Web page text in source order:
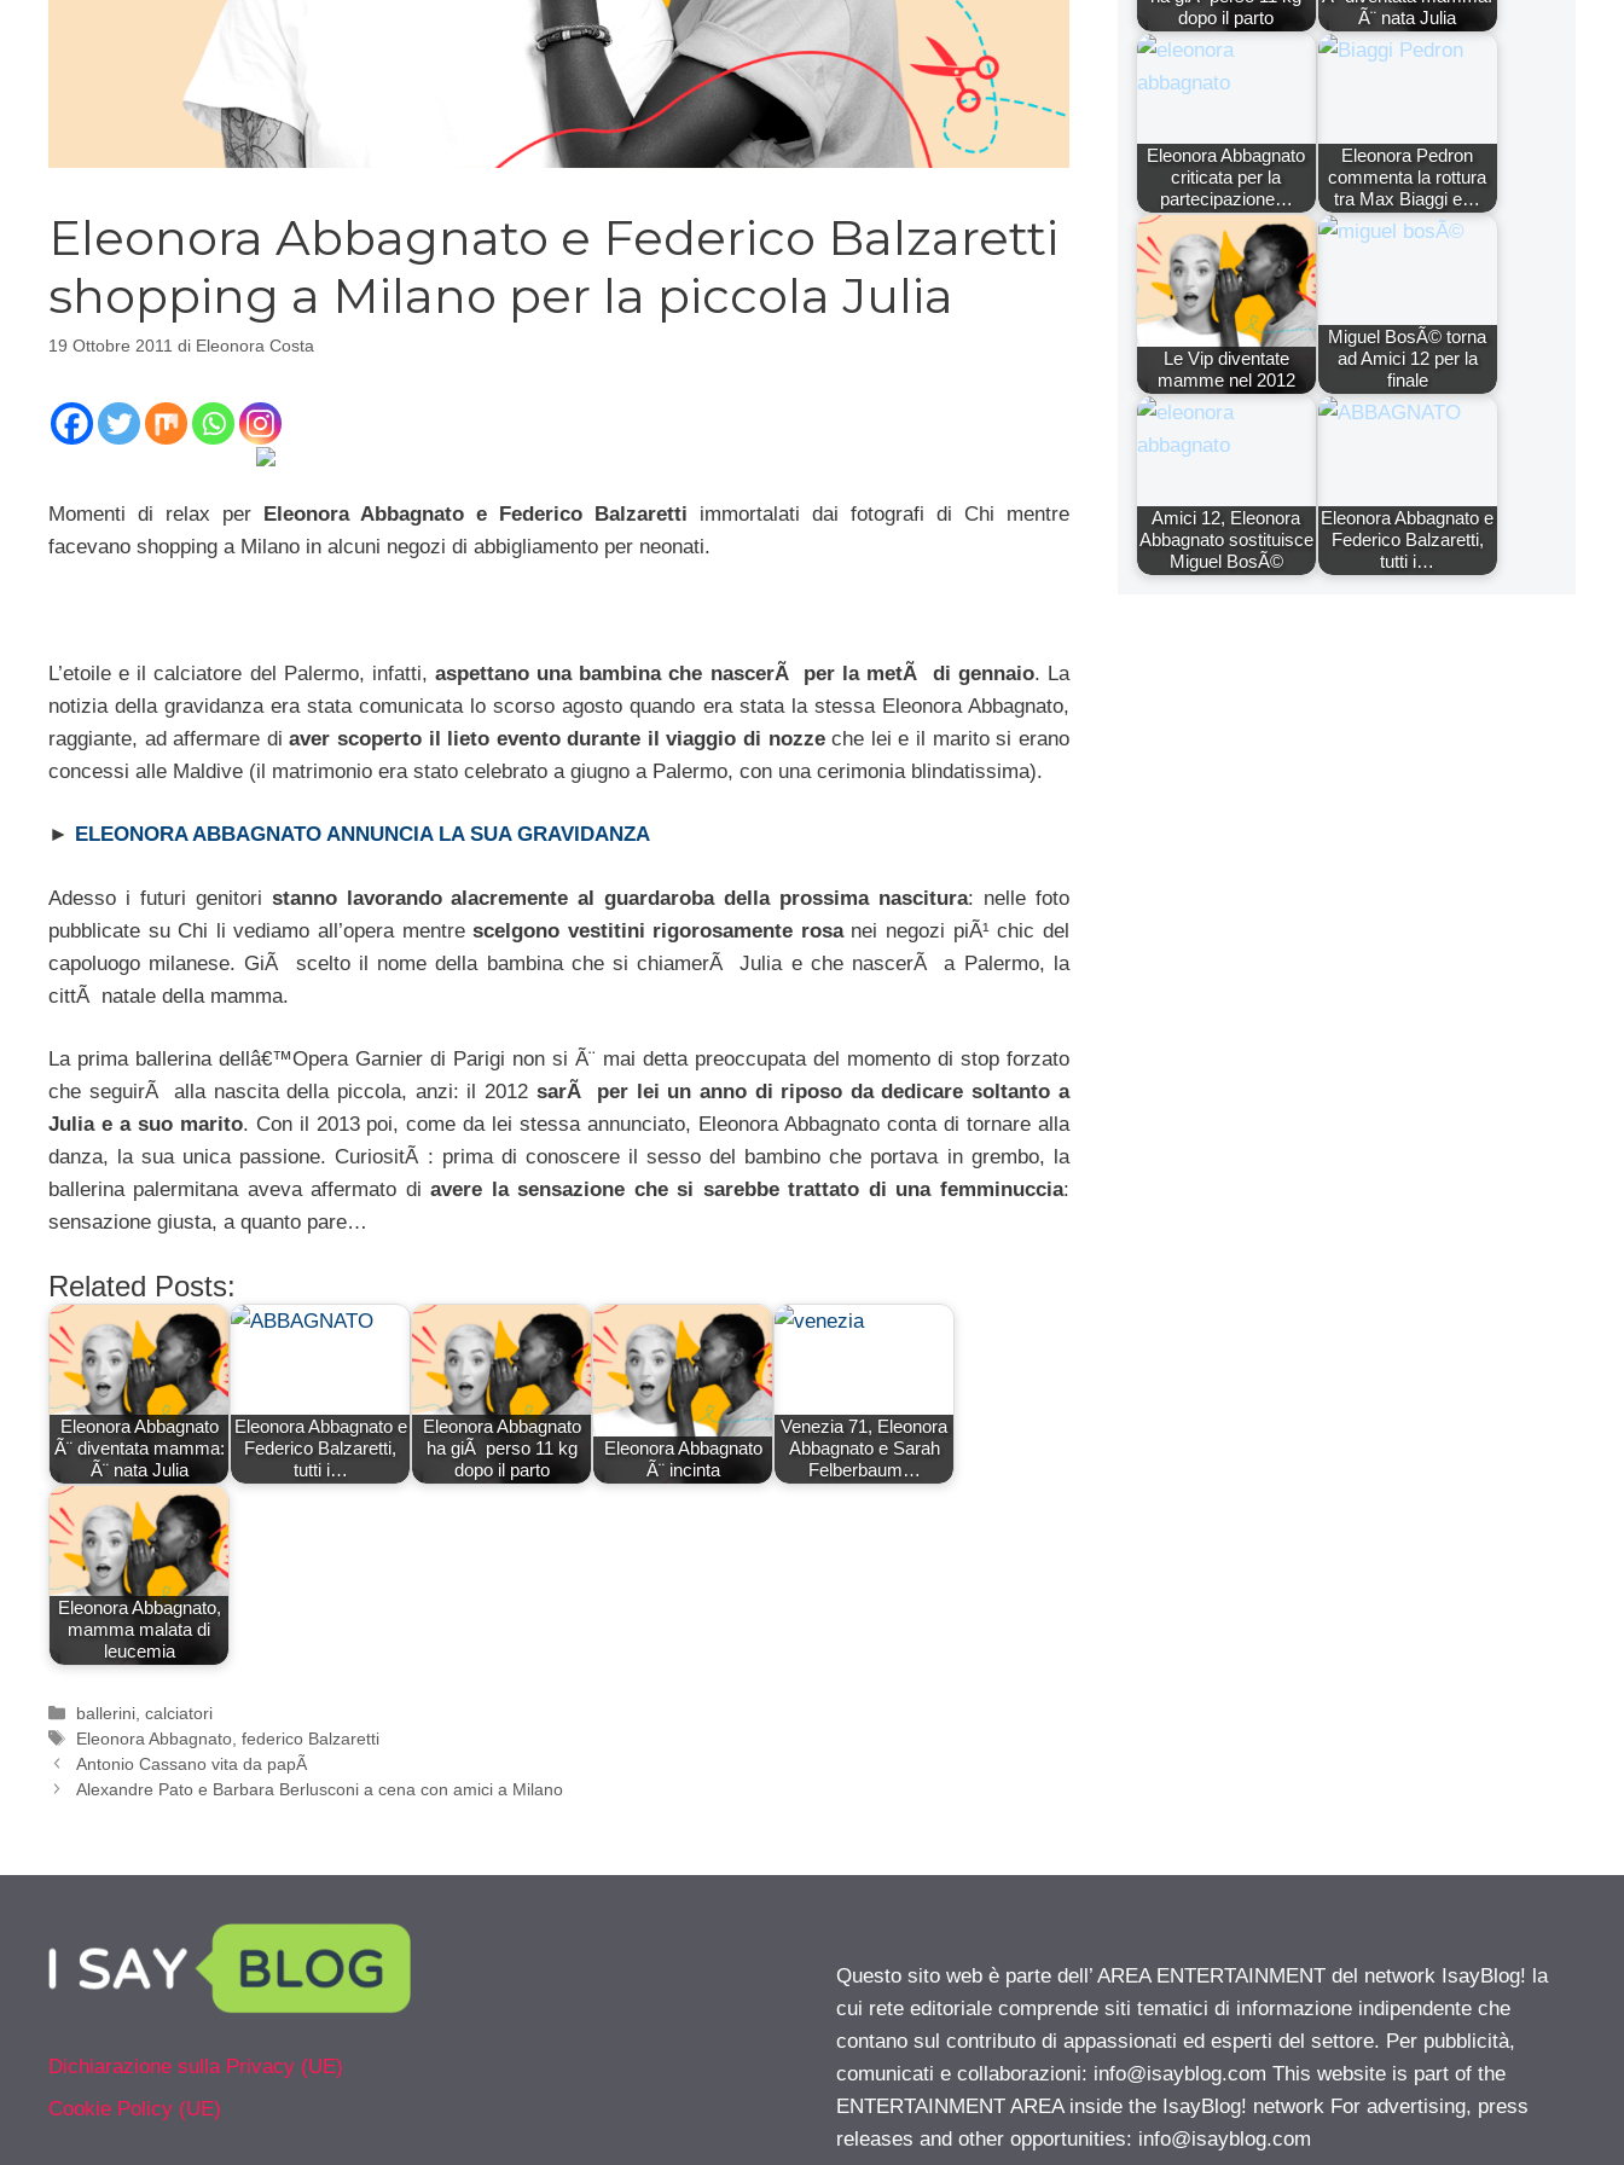
Eleonora Abbagnato e Federico Balzaretti
shopping a Milano per la piccola Julia
19 Ottobre 2011 di Eleonora Costa
Momenti di relax perEleonora Abbagnato e Federico Balzaretti immortalati dai fotografi di Chi mentre
facevano shopping a Milano in alcuni negozi di abbigliamento per neonati.
L’etoile e il calciatore del Palermo, infatti,aspettano una bambina che nascerÃ per la metÃ di gennaio. La
notizia della gravidanza era stata comunicata lo scorso agosto quando era stata la stessa Eleonora Abbagnato,
raggiante, ad affermare diaver scoperto il lieto evento durante il viaggio di nozzeche lei e il marito si erano
concessi alle Maldive (il matrimonio era stato celebrato a giugno a Palermo, con una cerimonia blindatissima).
► ELEONORA ABBAGNATO ANNUNCIA LA SUA GRAVIDANZA
Adesso i futuri genitori stanno lavorando alacremente al guardaroba della prossima nascitura: nelle foto
pubblicate su Chi li vediamo all’opera mentrescelgono vestitini rigorosamente rosanei negozi piÃ¹ chic del
capoluogo milanese. GiÃ scelto il nome della bambina che si chiamerÃ Julia e che nascerÃ a Palermo, la
cittÃ natale della mamma.
La prima ballerina dellâ€™Opera Garnier di Parigi non si Ã¨ mai detta preoccupata del momento di stop forzato
che seguirÃ alla nascita della piccola, anzi: il 2012 sarÃ per lei un anno di riposo da dedicare soltanto a
Julia e a suo marito. Con il 2013 poi, come da lei stessa annunciato, Eleonora Abbagnato conta di tornare alla
danza, la sua unica passione. CuriositÃ : prima di conoscere il sesso del bambino che portava in grembo, la
ballerina palermitana aveva affermato diavere la sensazione che si sarebbe trattato di una femminuccia:
sensazione giusta, a quanto pare…
Related Posts:
Eleonora Abbagnato
Ã¨ diventata mamma:
Ã¨ nata Julia
Eleonora Abbagnato e
Federico Balzaretti,
tutti i…
Eleonora Abbagnato
ha giÃ perso 11 kg
dopo il parto
Eleonora Abbagnato
Ã¨ incinta
Venezia 71, Eleonora
Abbagnato e Sarah
Felberbaum…
Eleonora Abbagnato,
mamma malata di
leucemia
Categorie
ballerini ,calciatori
Tag
Eleonora Abbagnato ,federico Balzaretti
Antonio Cassano vita da papÃ
Alexandre Pato e Barbara Berlusconi a cena con amici a Milano
dopo il parto
Ã¨ nata Julia
Eleonora Abbagnato
criticata per la
partecipazione…
Eleonora Pedron
commenta la rottura
tra Max Biaggi e…
Le Vip diventate
mamme nel 2012
Miguel BosÃ© torna
ad Amici 12 per la
finale
Amici 12, Eleonora
Abbagnato sostituisce
Miguel BosÃ©
Eleonora Abbagnato e
Federico Balzaretti,
tutti i…
Dichiarazione sulla Privacy (UE)
Cookie Policy (UE)
Questo sito web è parte dell’ AREA ENTERTAINMENT del network IsayBlog! la
cui rete editoriale comprende siti tematici di informazione indipendente che
contano sul contributo di appassionati ed esperti del settore. Per pubblicità,
comunicati e collaborazioni: info@isayblog.com This website is part of the
ENTERTAINMENT AREA inside the IsayBlog! network For advertising, press
releases and other opportunities: info@isayblog.com